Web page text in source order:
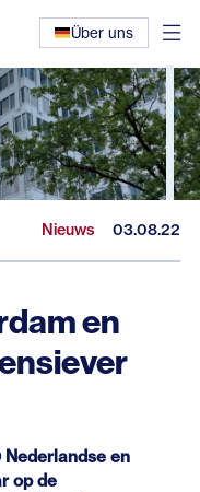
Über uns
Nieuws 03.08.22
en
Nederlandse en
op de